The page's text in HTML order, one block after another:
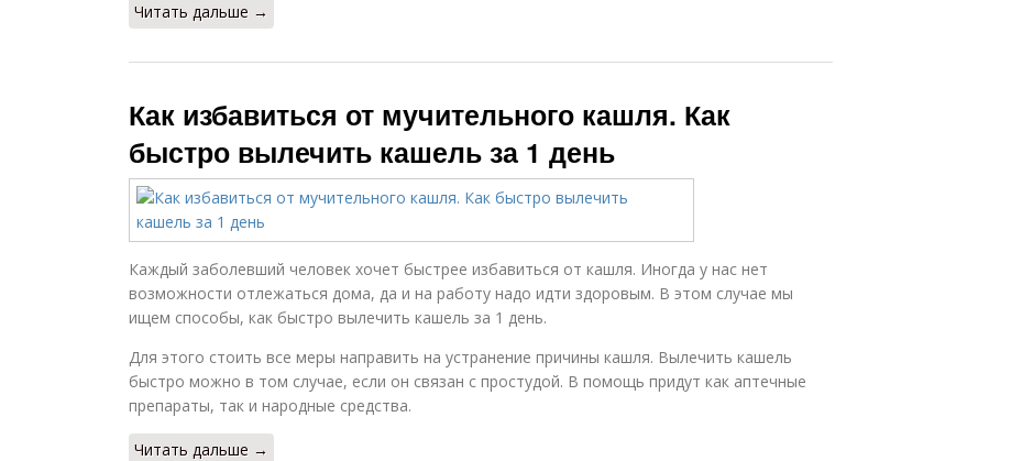
Читать дальше →
Как избавиться от мучительного кашля. Как
быстро вылечить кашель за 1 день
Каждый заболевший человек хочет быстрее избавиться от кашля. Иногда у нас нет
возможности отлежаться дома, да и на работу надо идти здоровым. В этом случае мы
ищем способы, как быстро вылечить кашель за 1 день.
Для этого стоить все меры направить на устранение причины кашля. Вылечить кашель
быстро можно в том случае, если он связан с простудой. В помощь придут как аптечные
препараты, так и народные средства.
Читать дальше →